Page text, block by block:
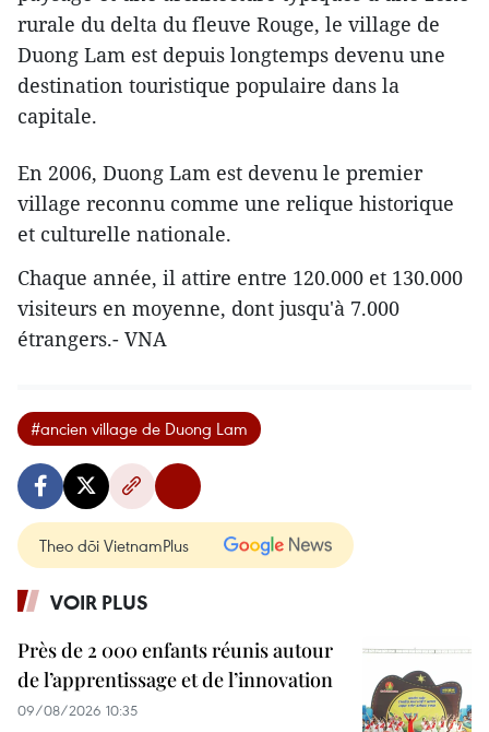
rurale du delta du fleuve Rouge, le village de
Duong Lam est depuis longtemps devenu une
destination touristique populaire dans la
capitale.
En 2006, Duong Lam est devenu le premier
village reconnu comme une relique historique
et culturelle nationale.
Chaque année, il attire entre 120.000 et 130.000
visiteurs en moyenne, dont jusqu'à 7.000
étrangers.- VNA
#ancien village de Duong Lam
Theo dõi VietnamPlus
VOIR PLUS
Près de 2 000 enfants réunis autour
de l’apprentissage et de l’innovation
09/08/2026 10:35